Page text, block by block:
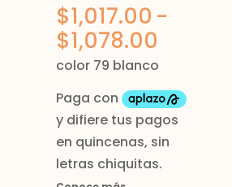
$1,017.00 -
$1,078.00
de
desde
hasta
color 79 blanco